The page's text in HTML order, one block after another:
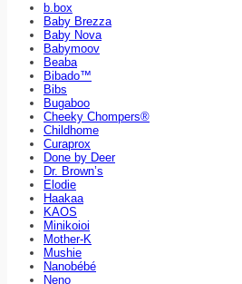
b.box
Baby Brezza
Baby Nova
Babymoov
Beaba
Bibado™
Bibs
Bugaboo
Cheeky Chompers®
Childhome
Curaprox
Done by Deer
Dr. Brown’s
Elodie
Haakaa
KAOS
Minikoioi
Mother-K
Mushie
Nanobébé
Neno